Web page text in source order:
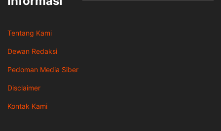
Tentang Kami
Dewan Redaksi
Pedoman Media Siber
Disclaimer
Kontak Kami